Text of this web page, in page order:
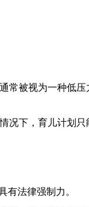
常被视为一种低压
况下，育儿计划只
有法律强制力。